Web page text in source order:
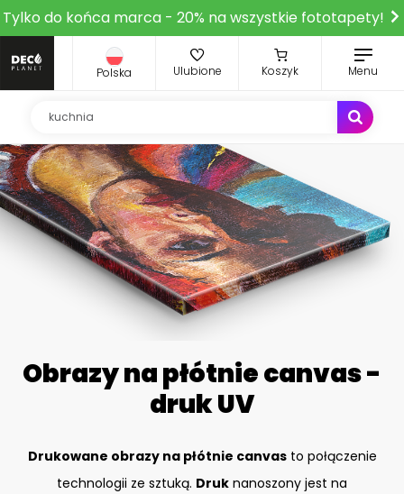
Tylko do końca marca - 20% na wszystkie fototapety!
Polska Ulubione Koszyk Menu
Obrazy na płótnie canvas -
druk UV
Drukowane obrazy na płótnie canvasto połączenie
technologii ze sztuką. Druk nanoszony jest na